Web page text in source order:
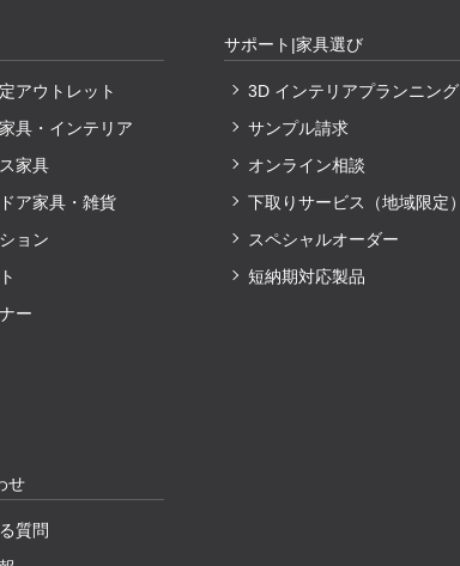
アウトレット
具・インテリア
家具
ア家具・雑貨
ョン
ー
サポート|家具選び
3D インテリアプランニング
サンプル請求
オンライン相談
下取りサービス（地域限定）
スペシャルオーダー
短納期対応製品
せ
質問